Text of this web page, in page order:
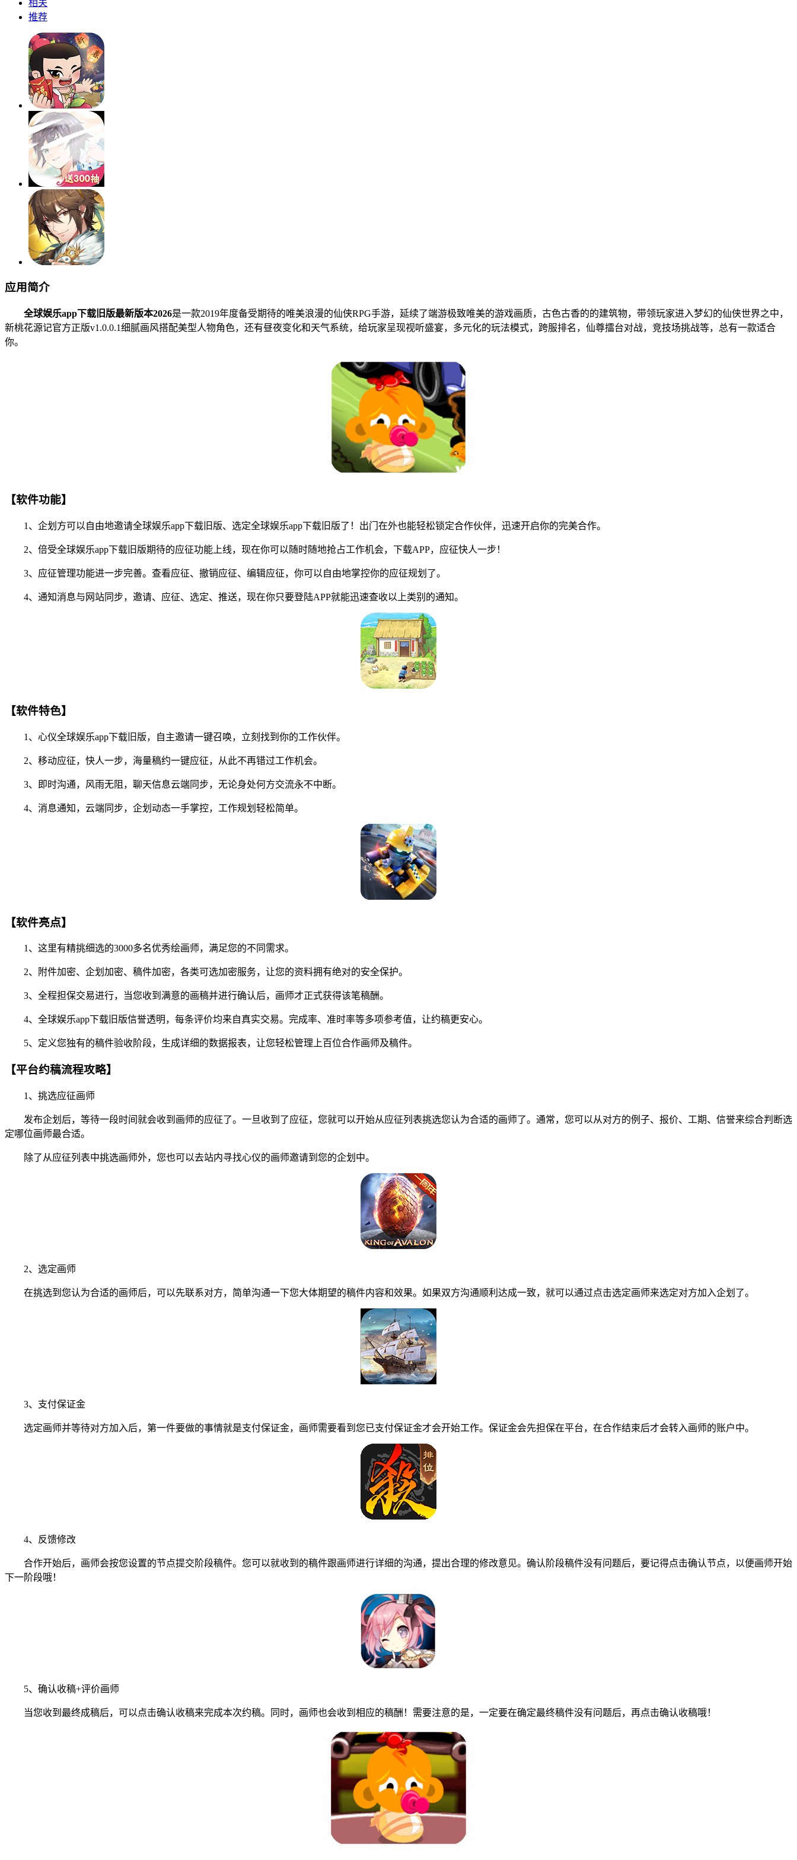
相关
推荐
应用简介
全球娱乐app下载旧版最新版本2026是一款2019年度备受期待的唯美浪漫的仙侠RPG手游，延续了端游极致唯美的游戏画质，古色古香的的建筑物，带领玩家进入梦幻的仙侠世界之中，
新桃花源记官方正版v1.0.0.1细腻画风搭配美型人物角色，还有昼夜变化和天气系统，给玩家呈现视听盛宴，多元化的玩法模式，跨服排名，仙尊擂台对战，竞技场挑战等，总有一款适合
你。
【软件功能】
1、企划方可以自由地邀请全球娱乐app下载旧版、选定全球娱乐app下载旧版了！出门在外也能轻松锁定合作伙伴，迅速开启你的完美合作。
2、倍受全球娱乐app下载旧版期待的应征功能上线，现在你可以随时随地抢占工作机会，下载APP，应征快人一步！
3、应征管理功能进一步完善。查看应征、撤销应征、编辑应征，你可以自由地掌控你的应征规划了。
4、通知消息与网站同步，邀请、应征、选定、推送，现在你只要登陆APP就能迅速查收以上类别的通知。
【软件特色】
1、心仪全球娱乐app下载旧版，自主邀请一键召唤，立刻找到你的工作伙伴。
2、移动应征，快人一步，海量稿约一键应征，从此不再错过工作机会。
3、即时沟通，风雨无阻，聊天信息云端同步，无论身处何方交流永不中断。
4、消息通知，云端同步，企划动态一手掌控，工作规划轻松简单。
【软件亮点】
1、这里有精挑细选的3000多名优秀绘画师，满足您的不同需求。
2、附件加密、企划加密、稿件加密，各类可选加密服务，让您的资料拥有绝对的安全保护。
3、全程担保交易进行，当您收到满意的画稿并进行确认后，画师才正式获得该笔稿酬。
4、全球娱乐app下载旧版信誉透明，每条评价均来自真实交易。完成率、准时率等多项参考值，让约稿更安心。
5、定义您独有的稿件验收阶段，生成详细的数据报表，让您轻松管理上百位合作画师及稿件。
【平台约稿流程攻略】
1、挑选应征画师
发布企划后，等待一段时间就会收到画师的应征了。一旦收到了应征，您就可以开始从应征列表挑选您认为合适的画师了。通常，您可以从对方的例子、报价、工期、信誉来综合判断选
定哪位画师最合适。
除了从应征列表中挑选画师外，您也可以去站内寻找心仪的画师邀请到您的企划中。
2、选定画师
在挑选到您认为合适的画师后，可以先联系对方，简单沟通一下您大体期望的稿件内容和效果。如果双方沟通顺利达成一致，就可以通过点击选定画师来选定对方加入企划了。
3、支付保证金
选定画师并等待对方加入后，第一件要做的事情就是支付保证金，画师需要看到您已支付保证金才会开始工作。保证金会先担保在平台，在合作结束后才会转入画师的账户中。
4、反馈修改
合作开始后，画师会按您设置的节点提交阶段稿件。您可以就收到的稿件跟画师进行详细的沟通，提出合理的修改意见。确认阶段稿件没有问题后，要记得点击确认节点，以便画师开始
下一阶段哦！
5、确认收稿+评价画师
当您收到最终成稿后，可以点击确认收稿来完成本次约稿。同时，画师也会收到相应的稿酬！需要注意的是，一定要在确定最终稿件没有问题后，再点击确认收稿哦！